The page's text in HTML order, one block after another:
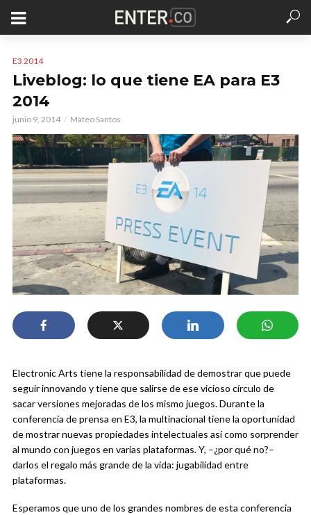
E3 2014
Liveblog: lo que tiene EA para E3
2014
junio 9, 2014 Mateo Santos
Electronic Arts tiene la responsabilidad de demostrar que puede
seguir innovando y tiene que salirse de ese vicioso círculo de
sacar versiones mejoradas de los mismo juegos. Durante la
conferencia de prensa en E3, la multinacional tiene la oportunidad
de mostrar nuevas propiedades intelectuales así como sorprender
al mundo con juegos en varias plataformas. Y, –¿por qué no?–
darlos el regalo más grande de la vida: jugabilidad entre
plataformas.
Esperamos que uno de los grandes nombres de esta conferencia